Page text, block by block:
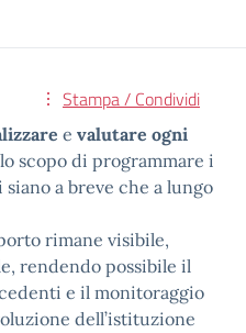
Stampa / Condividi
e valutare ogni
scopo di programmare i
a breve che a lungo
rimane visibile,
rendendo possibile il
e il monitoraggio
dell’istituzione